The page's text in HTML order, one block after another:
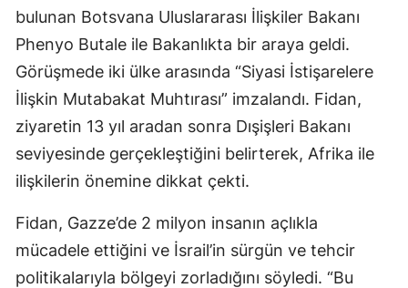
bulunan Botsvana Uluslararası İlişkiler Bakanı
Phenyo Butale ile Bakanlıkta bir araya geldi.
Görüşmede iki ülke arasında “Siyasi İstişarelere
İlişkin Mutabakat Muhtırası” imzalandı. Fidan,
ziyaretin 13 yıl aradan sonra Dışişleri Bakanı
seviyesinde gerçekleştiğini belirterek, Afrika ile
ilişkilerin önemine dikkat çekti.
Fidan, Gazze’de 2 milyon insanın açlıkla
mücadele ettiğini ve İsrail’in sürgün ve tehcir
politikalarıyla bölgeyi zorladığını söyledi. “Bu